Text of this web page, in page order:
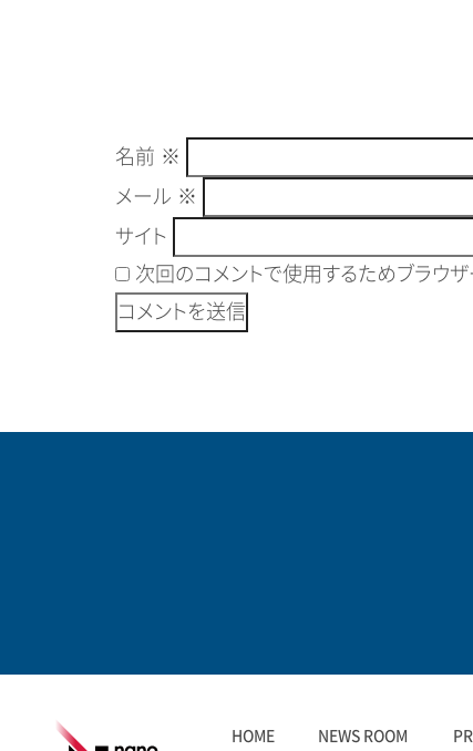
名前 ※
メール ※
サイト
次回のコメントで使用するためブラウザ
HOME NEWS ROOM